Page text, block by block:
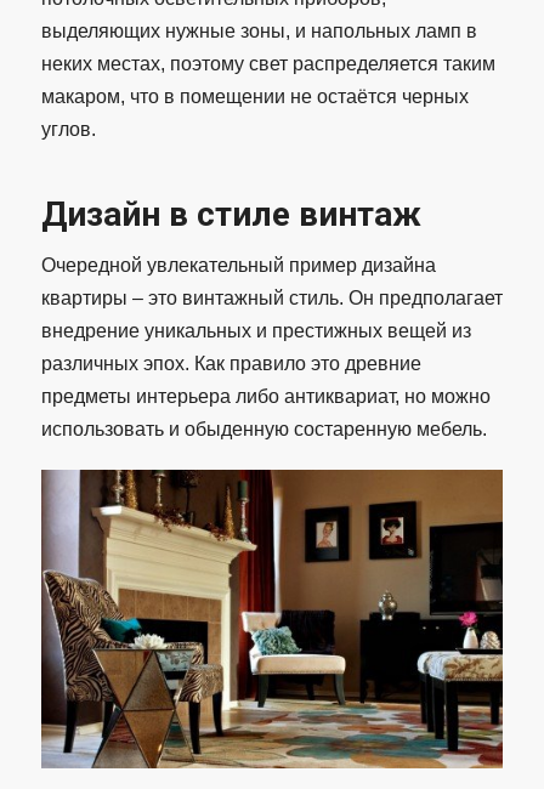
выделяющих нужные зоны, и напольных ламп в
неких местах, поэтому свет распределяется таким
макаром, что в помещении не остаётся черных
углов.
Дизайн в стиле винтаж
Очередной увлекательный пример дизайна
квартиры – это винтажный стиль. Он предполагает
внедрение уникальных и престижных вещей из
различных эпох. Как правило это древние
предметы интерьера либо антиквариат, но можно
использовать и обыденную состаренную мебель.